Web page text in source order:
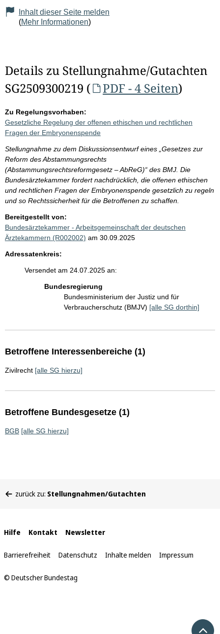
Inhalt dieser Seite melden
(Mehr Informationen)
Details zu Stellungnahme/Gutachten
SG2509300219 (
PDF - 4 Seiten)
Zu Regelungsvorhaben:
Gesetzliche Regelung der offenen ethischen und rechtlichen
Fragen der Embryonenspende
Stellungnahme zu dem Diskussionsentwurf eines „Gesetzes zur
Reform des Abstammungsrechts
(Abstammungsrechtsreformgesetz – AbReG)“ des BMJ. Die
Bundesärztekammer fordert nachdrücklich, die offenen ethischen
und rechtlichen Fragen der Embryonenspende gesetzlich zu regeln
und so Rechtssicherheit für die Betroffenen zu schaffen.
Bereitgestellt von:
Bundesärztekammer - Arbeitsgemeinschaft der deutschen
Ärztekammern (R002002) am 30.09.2025
Adressatenkreis:
Versendet am 24.07.2025 an:
Bundesregierung
Bundesministerium der Justiz und für
Verbraucherschutz (BMJV) [alle SG dorthin]
Betroffene Interessenbereiche (1)
Zivilrecht [alle SG hierzu]
Betroffene Bundesgesetze (1)
BGB [alle SG hierzu]
befinden
zurück zu: Stellungnahmen/Gutachten
Interne
Links
Hilfe Kontakt Newsletter
Barrierefreiheit Datenschutz Inhalte melden Impressum
© Deutscher Bundestag